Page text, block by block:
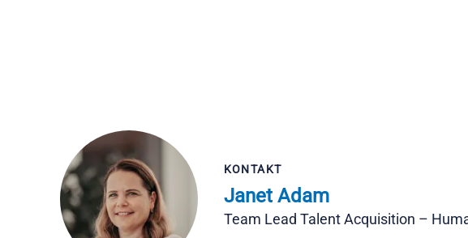
KONTAKT
Janet Adam
Team Lead Talent Acquisition –